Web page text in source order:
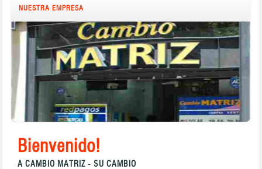
NUESTRA EMPRESA
Bienvenido!
A CAMBIO MATRIZ - SU CAMBIO